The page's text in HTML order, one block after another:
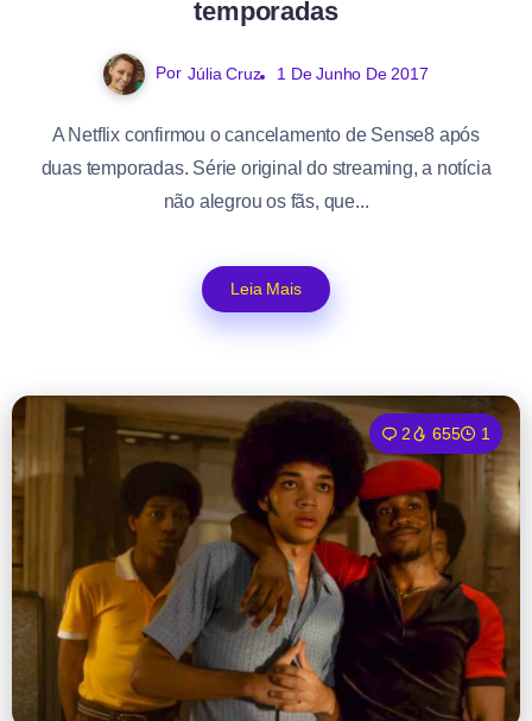
temporadas
Por Júlia Cruz 1 De Junho De 2017
A Netflix confirmou o cancelamento de Sense8 após
duas temporadas. Série original do streaming, a notícia
não alegrou os fãs, que...
Leia Mais
2 655 1